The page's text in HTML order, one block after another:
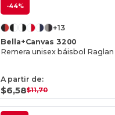
-44%
+13
Bella+Canvas 3200
Remera unisex báisbol
A partir de:
$6,58$11,70